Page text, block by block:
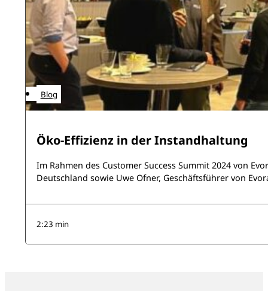
Öko-Effizienz in der Instandhaltung
Blog
Im Rahmen des Customer Success Summit 2024 von
Deutschland sowie Uwe Ofner, Geschäftsführer von
2:23 min